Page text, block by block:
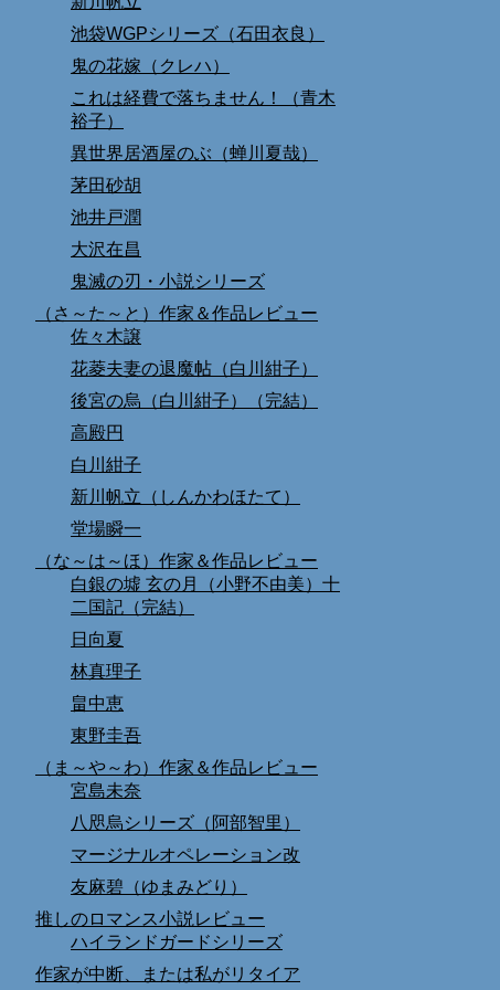
池袋WGPシリーズ（石田衣良）
鬼の花嫁（クレハ）
これは経費で落ちません！（青木
裕子）
異世界居酒屋のぶ（蝉川夏哉）
茅田砂胡
池井戸潤
大沢在昌
鬼滅の刃・小説シリーズ
（さ～た～と）作家＆作品レビュー
佐々木譲
花菱夫妻の退魔帖（白川紺子）
後宮の烏（白川紺子）（完結）
高殿円
白川紺子
新川帆立（しんかわほたて）
堂場瞬一
（な～は～ほ）作家＆作品レビュー
白銀の墟 玄の月（小野不由美）十
二国記（完結）
日向夏
林真理子
畠中恵
東野圭吾
（ま～や～わ）作家＆作品レビュー
宮島未奈
八咫烏シリーズ（阿部智里）
マージナルオペレーション改
友麻碧（ゆまみどり）
推しのロマンス小説レビュー
ハイランドガードシリーズ
作家が中断、または私がリタイア